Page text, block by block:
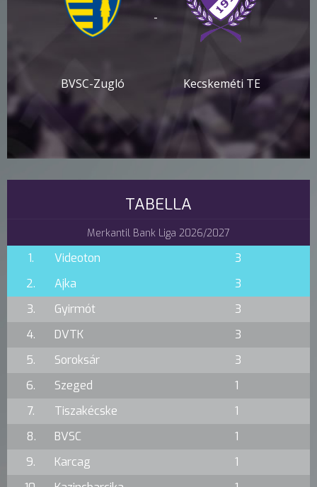
BVSC-Zugló
-
Kecskeméti TE
TABELLA
Merkantil Bank Liga 2026/2027
1. Videoton
3
2.
Ajka
3
3.
Gyirmót
3
4.
DVTK
3
5.
Soroksár
3
6.
Szeged
1
7.
Tiszakécske
1
8.
BVSC
1
9.
Karcag
1